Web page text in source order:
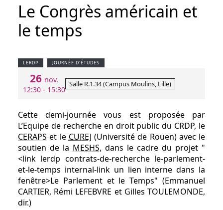
Le Congrès américain et
le temps
LERDP JOURNÉE D'ÉTUDES
26 nov.
12:30 - 15:30
Salle R.1.34 (Campus Moulins, Lille)
Cette demi-journée vous est proposée par
L’Equipe de recherche en droit public du CRDP, le
CERAPS et le CUREJ (Université de Rouen) avec le
soutien de la MESHS, dans le cadre du projet "
<link lerdp contrats-de-recherche le-parlement-
et-le-temps internal-link un lien interne dans la
fenêtre>Le Parlement et le Temps" (Emmanuel
CARTIER, Rémi LEFEBVRE et Gilles TOULEMONDE,
dir.)